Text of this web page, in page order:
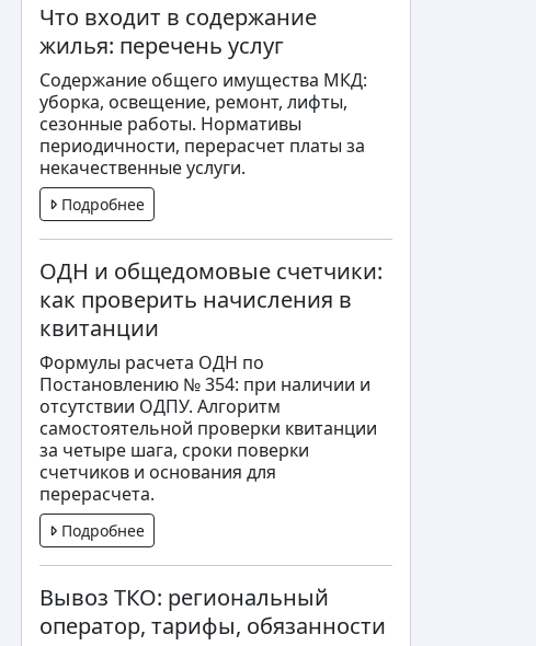
Что входит в содержание
жилья: перечень услуг
Содержание общего имущества МКД:
уборка, освещение, ремонт, лифты,
сезонные работы. Нормативы
периодичности, перерасчет платы за
некачественные услуги.
Подробнее
ОДН и общедомовые счетчики:
как проверить начисления в
квитанции
Формулы расчета ОДН по
Постановлению № 354: при наличии и
отсутствии ОДПУ. Алгоритм
самостоятельной проверки квитанции
за четыре шага, сроки поверки
счетчиков и основания для
перерасчета.
Подробнее
Вывоз ТКО: региональный
оператор, тарифы, обязанности